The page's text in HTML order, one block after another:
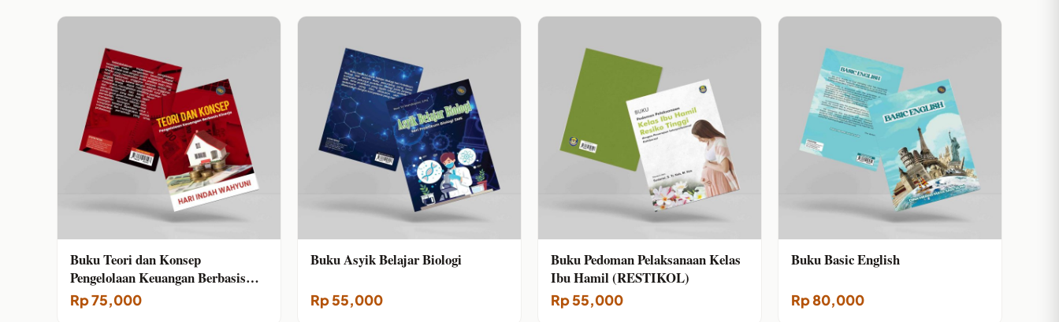
Buku Teori dan Konsep
Pengelolaan Keuangan Berbasis
Kinerja
Rp75,000
Buku Asyik Belajar Biologi
Rp55,000
Buku Pedoman Pelaksanaan Kelas
Ibu Hamil (RESTIKOL)
Rp55,000
Buku Basic English
Rp80,000